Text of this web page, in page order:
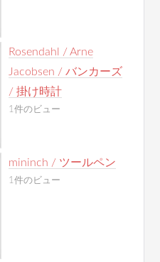
Rosendahl / Arne
Jacobsen / バンカーズ
/ 掛け時計
1件のビュー
mininch / ツールペン
1件のビュー